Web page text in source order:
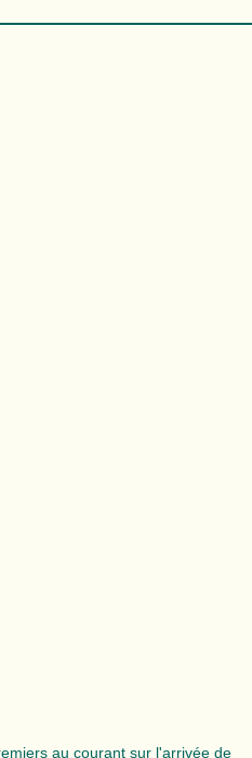
au courant sur l'arrivée de